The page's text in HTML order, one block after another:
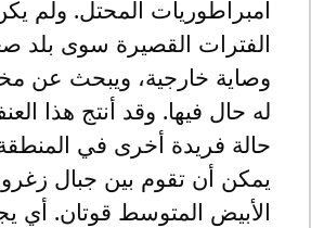
امبراطوريات المحتل. ولم
الفترات القصيرة سوى بلد
وصاية خارجية، ويبحث عن
له حال فيها. وقد أنتج هذا
حالة فريدة أخرى في المنطقة
يمكن أن تقوم بين جبال
الأبيض المتوسط قوتان. أي